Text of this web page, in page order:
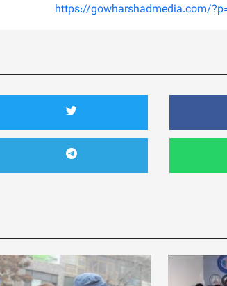
https://gowharshadmedia.com/